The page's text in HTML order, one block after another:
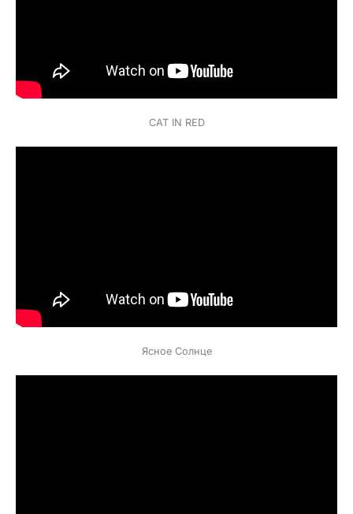
CAT IN RED
Ясное Солнце